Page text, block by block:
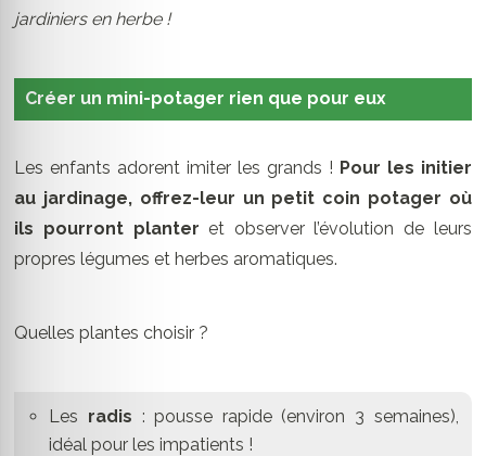
jardiniers en herbe !
Créer un mini-potager rien que pour eux
Les enfants adorent imiter les grands ! Pour les initier
au jardinage, offrez-leur un petit coin potager où
ils pourront planteret observer l’évolution de leurs
propres légumes et herbes aromatiques.
Quelles plantes choisir ?
Les radis : pousse rapide (environ 3 semaines),
idéal pour les impatients !